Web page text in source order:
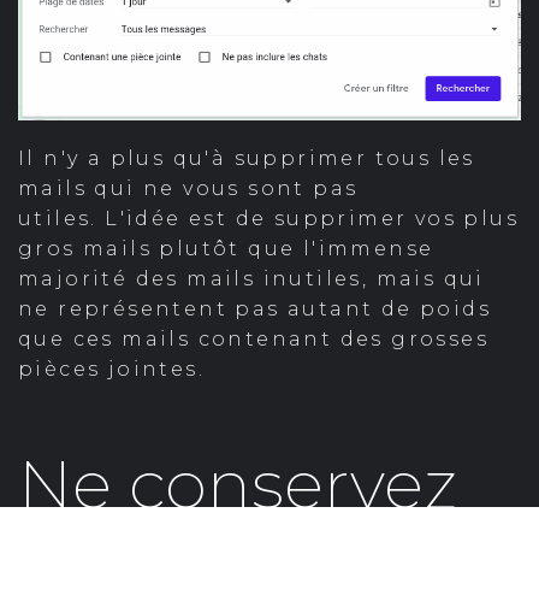
Il n'y a plus qu'à supprimer tous les
mails qui ne vous sont pas
utiles. L'idée est de supprimer vos plus
gros mails plutôt que l'immense
majorité des mails inutiles, mais qui
ne représentent pas autant de poids
que ces mails contenant des grosses
pièces jointes.
Ne conservez